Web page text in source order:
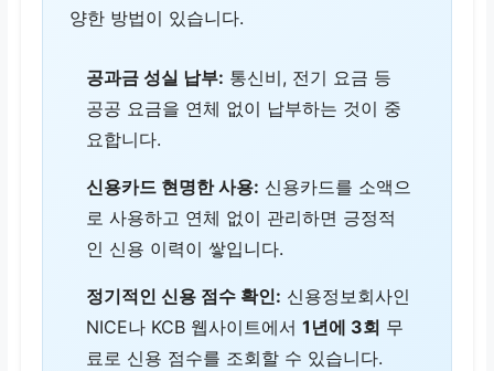
양한 방법이 있습니다.
공과금 성실 납부: 통신비, 전기 요금 등
공공 요금을 연체 없이 납부하는 것이 중
요합니다.
신용카드 현명한 사용: 신용카드를 소액으
로 사용하고 연체 없이 관리하면 긍정적
인 신용 이력이 쌓입니다.
정기적인 신용 점수 확인: 신용정보회사인
NICE나 KCB 웹사이트에서1년에 3회 무
료로 신용 점수를 조회할 수 있습니다.